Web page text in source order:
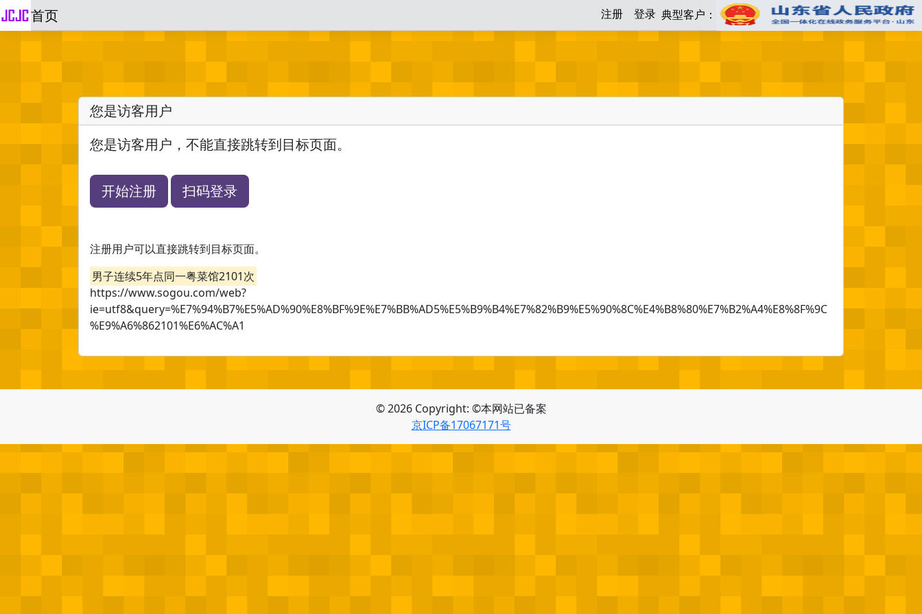
首页 注册 登录 典型客户：
您是访客用户
您是访客用户，不能直接跳转到目标页面。
开始注册 扫码登录
注册用户可以直接跳转到目标页面。
男子连续5年点同一粤菜馆2101次
https://www.sogou.com/web?
ie=utf8&query=%E7%94%B7%E5%AD%90%E8%BF%9E%E7%BB%AD5%E5%B9%B4%E7%82%B9%E5%90%8C%E4%B8%80%E7%B2%A4%E8%8F%9C
%E9%A6%862101%E6%AC%A1
© 2026 Copyright: ©本网站已备案
京ICP备17067171号